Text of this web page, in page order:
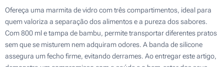
Ofereça uma marmita de vidro com três compartimentos, ideal para
quem valoriza a separação dos alimentos e a pureza dos sabores.
Com 800 ml e tampa de bambu, permite transportar diferentes pratos
sem que se misturem nem adquiram odores. A banda de silicone
assegura um fecho firme, evitando derrames. Ao entregar este artigo,